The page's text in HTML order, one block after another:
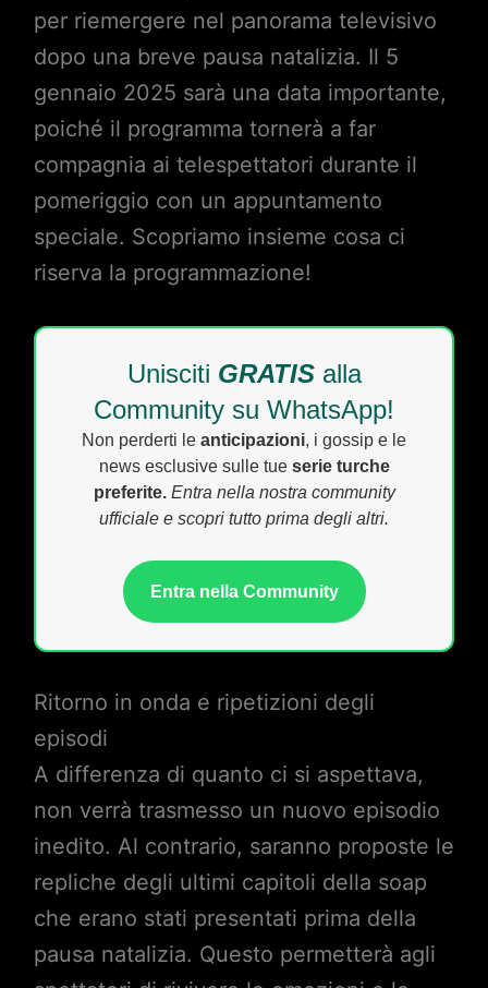
per riemergere nel panorama televisivo
dopo una breve pausa natalizia. Il 5
gennaio 2025 sarà una data importante,
poiché il programma tornerà a far
compagnia ai telespettatori durante il
pomeriggio con un appuntamento
speciale. Scopriamo insieme cosa ci
riserva la programmazione!
Unisciti GRATISalla
Community su WhatsApp!
Non perderti le anticipazioni, i gossip e le
news esclusive sulle tue serie turche
preferite. Entra nella nostra community
ufficiale e scopri tutto prima degli altri.
Entra nella Community
Ritorno in onda e ripetizioni degli
episodi
A differenza di quanto ci si aspettava,
non verrà trasmesso un nuovo episodio
inedito. Al contrario, saranno proposte le
repliche degli ultimi capitoli della soap
che erano stati presentati prima della
pausa natalizia. Questo permetterà agli